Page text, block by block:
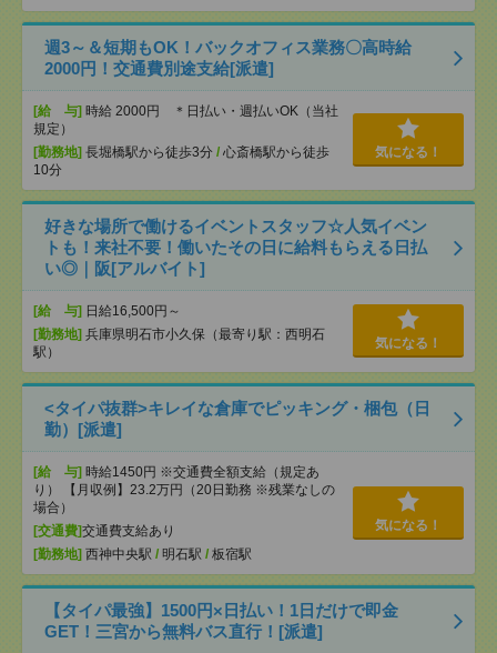
週3～＆短期もOK！バックオフィス業務〇高時給
2000円！交通費別途支給[派遣]
[給 与] 時給 2000円 ＊日払い・週払いOK（当社
規定）
[勤務地] 長堀橋駅から徒歩3分 / 心斎橋駅から徒歩
10分
気になる！
好きな場所で働けるイベントスタッフ☆人気イベン
トも！来社不要！働いたその日に給料もらえる日払
い◎｜阪[アルバイト]
[給 与] 日給16,500円～
[勤務地] 兵庫県明石市小久保（最寄り駅：西明石
駅）
気になる！
<タイパ抜群>キレイな倉庫でピッキング・梱包（日
勤）[派遣]
[給 与] 時給1450円 ※交通費全額支給（規定あ
り） 【月収例】23.2万円（20日勤務 ※残業なしの
場合）
[交通費]交通費支給あり
[勤務地] 西神中央駅 / 明石駅 / 板宿駅
気になる！
【タイパ最強】1500円×日払い！1日だけで即金
GET！三宮から無料バス直行！[派遣]